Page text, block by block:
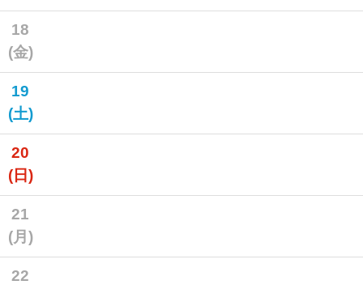
18
(金)
19
(土)
20
(日)
21
(月)
22